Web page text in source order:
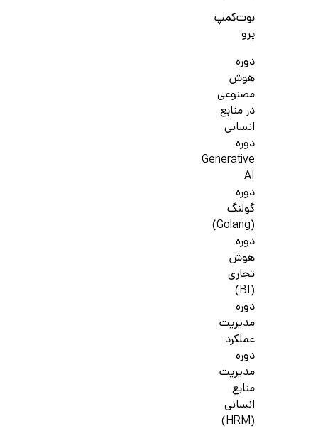
بوت‌کمپ
پرو
دوره
هوش
مصنوعی
در منابع
انسانی
دوره
Generative
AI
دوره
گولنگ
(Golang)
دوره
هوش
تجاری
(BI)
دوره
مدیریت
عملکرد
دوره
مدیریت
منابع
انسانی
(HRM)